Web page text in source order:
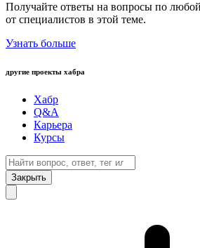
Получайте ответы на вопросы по
от специалистов в этой теме.
Узнать больше
другие проекты хабра
Хабр
Q&A
Карьера
Курсы
Закрыть